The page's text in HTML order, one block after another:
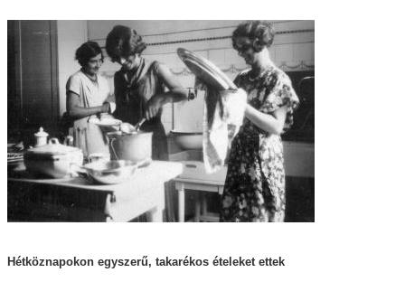
Hétköznapokon egyszerű, takarékos ételeket ettek